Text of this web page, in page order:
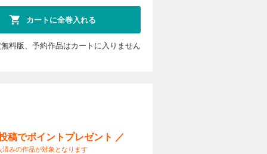
カートに全巻入れる
料版、予約作品はカートに入りません
稿でポイントプレゼント ／
済みの作品が対象となります